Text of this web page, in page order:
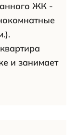
ЖК -
и занимает